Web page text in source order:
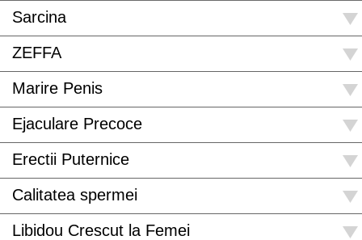
Sarcina
ZEFFA
Marire Penis
Ejaculare Precoce
Erectii Puternice
Calitatea spermei
Libidou Crescut la Femei